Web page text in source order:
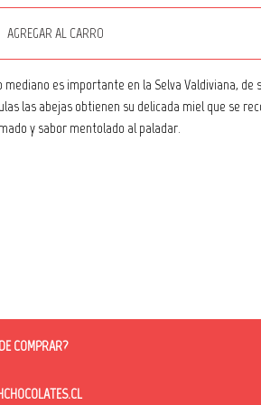
AGREGAR AL CARRO
es importante en la Selva Valdiviana, de
las abejas obtienen su delicada miel que se
y sabor mentolado al paladar.
COMPRAR?